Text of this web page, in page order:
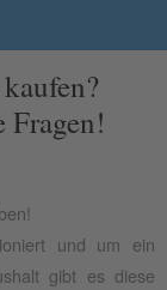
und um ein
gibt es diese